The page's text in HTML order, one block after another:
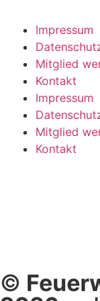
Impressum
Mitglied
Kontakt
Impressum
Mitglied
Kontakt
©